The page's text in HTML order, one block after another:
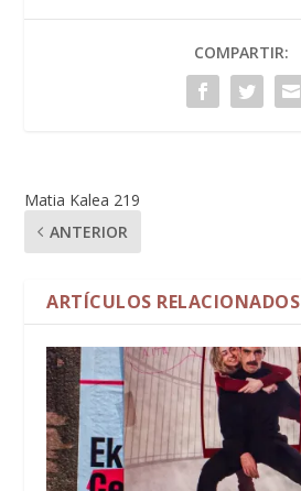
COMPARTIR:
Matia Kalea 219
ANTERIOR
ARTÍCULOS RELACIONADOS